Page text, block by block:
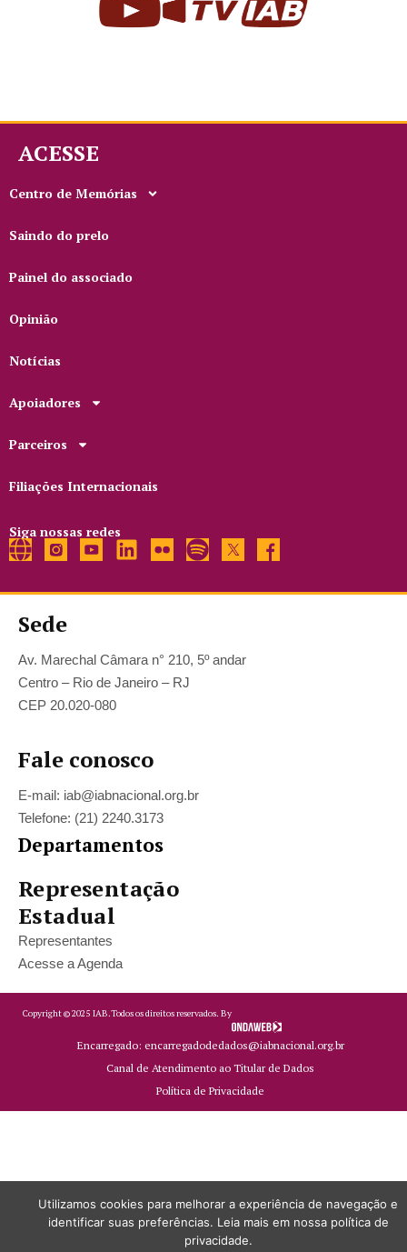
ACESSE
Centro de Memórias
Saindo do prelo
Painel do associado
Opinião
Notícias
Apoiadores
Parceiros
Filiações Internacionais
Siga nossas redes
Sede
Av. Marechal Câmara n° 210, 5º andar
Centro – Rio de Janeiro – RJ
CEP 20.020-080
Fale conosco
E-mail: iab@iabnacional.org.br
Telefone: (21) 2240.3173
Departamentos
Representação
Estadual
Representantes
Acesse a Agenda
Copyright ©2025 IAB.Todos os direitos reservados. By
Encarregado: encarregadodedados@iabnacional.org.br
Canal de Atendimento ao Titular de Dados
Política de Privacidade
Utilizamos cookies para melhorar a experiência de navegação e
identificar suas preferências. Leia mais em nossa política de
privacidade.